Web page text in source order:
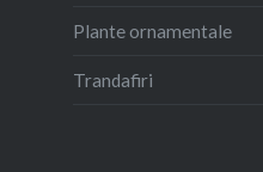
Plante ornamentale
Trandafiri